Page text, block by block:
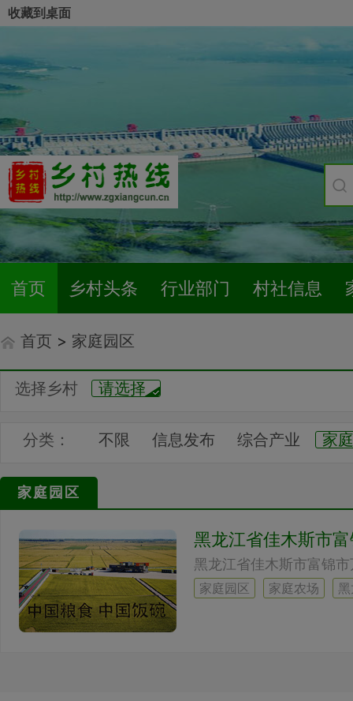
收藏到桌面
首页 乡村头条 行业部门 村社信息
首页 > 家庭园区
选择乡村 请选择
分类： 不限 信息发布 综合产业
家
家庭园区
黑龙江省佳木斯市
黑龙江省佳木斯市富锦
家庭园区 家庭农场